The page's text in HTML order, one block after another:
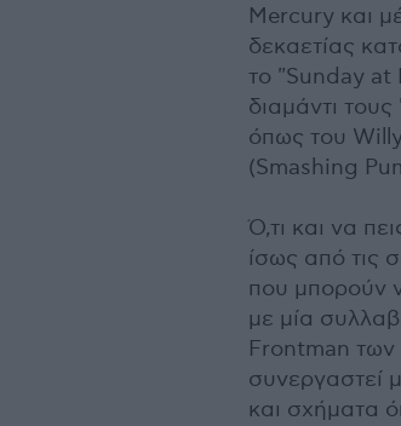
Mercury και
δεκαετίας
το "Sunday at
διαμάντι
όπως του
(Smashing
Ό,τι και να
ίσως από τις
που μπορούν
με μία
Frontman των
συνεργαστεί
και σχήματα